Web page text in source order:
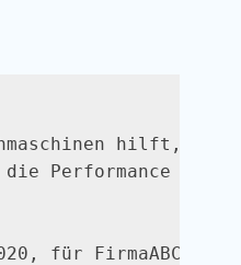
hilft,
die Performance zu
für FirmaABC.”</